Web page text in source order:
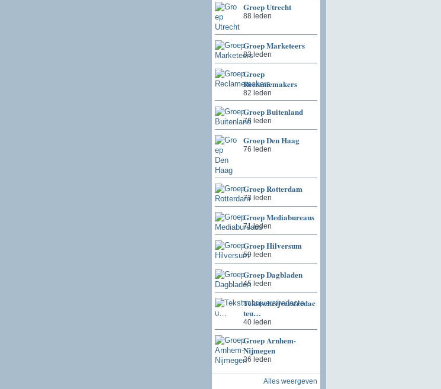
Groep Utrecht
88 leden
Groep Marketeers
83 leden
Groep
Reclamemakers
82 leden
Groep Buitenland
76 leden
Groep Den Haag
76 leden
Groep Rotterdam
73 leden
Groep Mediabureaus
71 leden
Groep Hilversum
59 leden
Groep Dagbladen
45 leden
Tekstschrijvers/redac
teu…
40 leden
Groep Arnhem-
Nijmegen
36 leden
Alles weergeven